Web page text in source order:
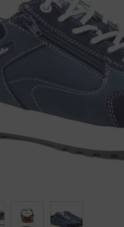
Pantoffels
website)
Lowa
Meindl